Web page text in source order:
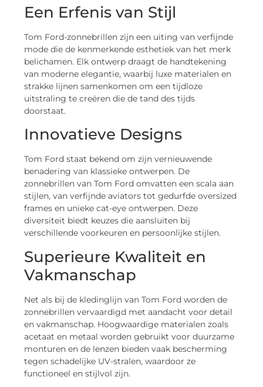
Een Erfenis van Stijl
Tom Ford-zonnebrillen zijn een uiting van verfijnde
mode die de kenmerkende esthetiek van het merk
belichamen. Elk ontwerp draagt de handtekening
van moderne elegantie, waarbij luxe materialen en
strakke lijnen samenkomen om een tijdloze
uitstraling te creëren die de tand des tijds
doorstaat.
Innovatieve Designs
Tom Ford staat bekend om zijn vernieuwende
benadering van klassieke ontwerpen. De
zonnebrillen van Tom Ford omvatten een scala aan
stijlen, van verfijnde aviators tot gedurfde oversized
frames en unieke cat-eye ontwerpen. Deze
diversiteit biedt keuzes die aansluiten bij
verschillende voorkeuren en persoonlijke stijlen.
Superieure Kwaliteit en
Vakmanschap
Net als bij de kledinglijn van Tom Ford worden de
zonnebrillen vervaardigd met aandacht voor detail
en vakmanschap. Hoogwaardige materialen zoals
acetaat en metaal worden gebruikt voor duurzame
monturen en de lenzen bieden vaak bescherming
tegen schadelijke UV-stralen, waardoor ze
functioneel en stijlvol zijn.